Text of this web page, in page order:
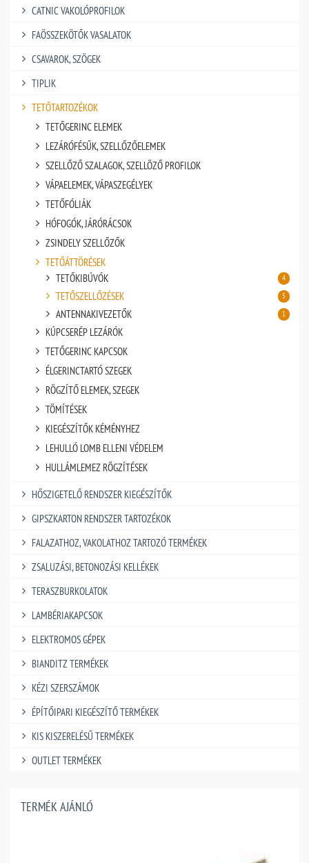
CATNIC VAKOLÓPROFILOK
FAÖSSZEKÖTŐK VASALATOK
CSAVAROK, SZÖGEK
TIPLIK
TETŐTARTOZÉKOK
TETŐGERINC ELEMEK
LEZÁRÓFÉSŰK, SZELLŐZŐELEMEK
SZELLŐZŐ SZALAGOK, SZELLÖZŐ PROFILOK
VÁPAELEMEK, VÁPASZEGÉLYEK
TETŐFÓLIÁK
HÓFOGÓK, JÁRÓRÁCSOK
ZSINDELY SZELLŐZŐK
TETŐÁTTÖRÉSEK
TETŐKIBÚVÓK
4
TETŐSZELLŐZÉSEK 5
ANTENNAKIVEZETŐK 1
KÚPCSERÉP LEZÁRÓK
TETŐGERINC KAPCSOK
ÉLGERINCTARTÓ SZEGEK
RÖGZÍTŐ ELEMEK, SZEGEK
TÖMÍTÉSEK
KIEGÉSZÍTŐK KÉMÉNYHEZ
LEHULLÓ LOMB ELLENI VÉDELEM
HULLÁMLEMEZ RÖGZÍTÉSEK
HŐSZIGETELŐ RENDSZER KIEGÉSZÍTŐK
GIPSZKARTON RENDSZER TARTOZÉKOK
FALAZATHOZ, VAKOLATHOZ TARTOZÓ TERMÉKEK
ZSALUZÁSI, BETONOZÁSI KELLÉKEK
TERASZBURKOLATOK
LAMBÉRIAKAPCSOK
ELEKTROMOS GÉPEK
BIANDITZ TERMÉKEK
KÉZI SZERSZÁMOK
ÉPÍTŐIPARI KIEGÉSZÍTŐ TERMÉKEK
KIS KISZERELÉSŰ TERMÉKEK
OUTLET TERMÉKEK
TERMÉK AJÁNLÓ